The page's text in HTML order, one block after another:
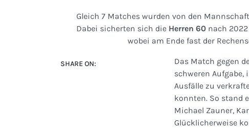
Gleich 7 Matches wurden von den
Dabei sicherten sich die Herren 60nach 2022
wobei am Ende fast der
SHARE ON:
Das Match gegen
schweren Aufgabe,
Ausfälle zu
konnten. So stand
Michael Zauner,
Glücklicherweise